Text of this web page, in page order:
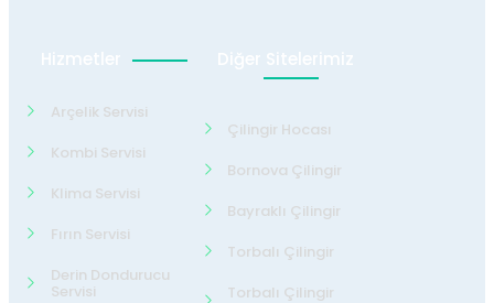
Hizmetler
Arçelik Servisi
Kombi Servisi
Klima Servisi
Fırın Servisi
Derin Dondurucu
Servisi
Diğer Sitelerimiz
Çilingir Hocası
Bornova Çilingir
Bayraklı Çilingir
Torbalı Çilingir
Torbalı Çilingir